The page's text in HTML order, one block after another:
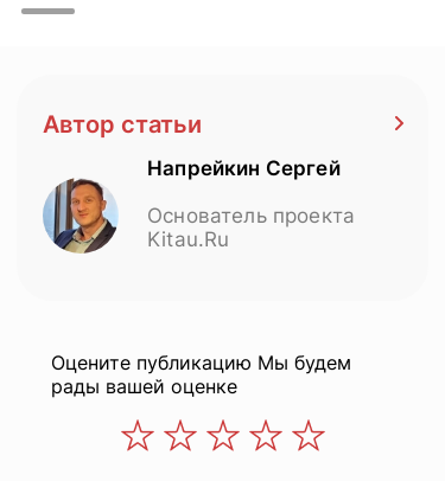
Автор статьи
Напрейкин Сергей
Основатель проекта
Kitau.Ru
Оцените публикацию Мы будем
рады вашей оценке